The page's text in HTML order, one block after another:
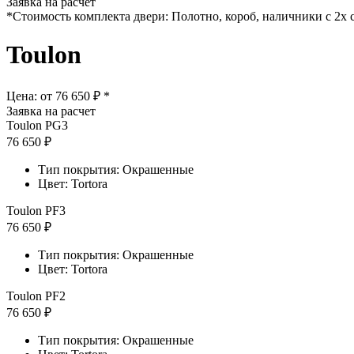
*Стоимость комплекта двери: Полотно, короб, наличники с 2х
Toulon
Цена: от 76 650 ₽ *
Заявка на расчет
Toulon PG3
76 650 ₽
Тип покрытия: Окрашенные
Цвет: Tortora
Toulon PF3
76 650 ₽
Тип покрытия: Окрашенные
Цвет: Tortora
Toulon PF2
76 650 ₽
Тип покрытия: Окрашенные